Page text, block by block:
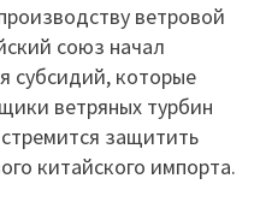
ветровой
союз начал
субсидий, которые
ветряных турбин
защитить
китайского импорта.